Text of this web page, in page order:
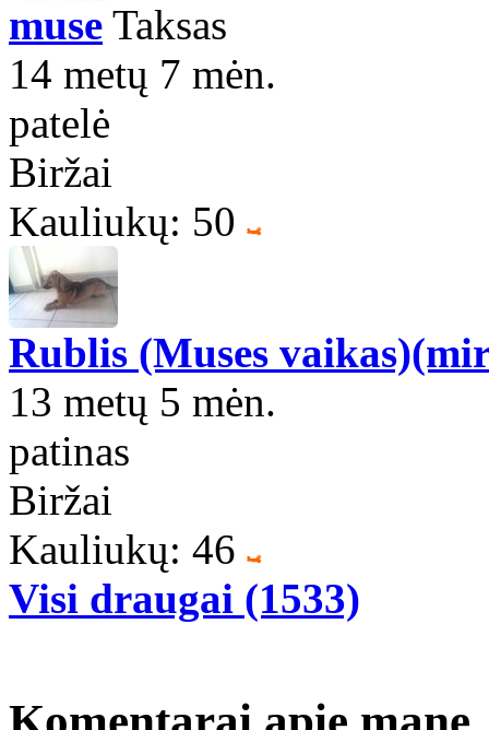
muse Taksas
14 metų 7 mėn.
patelė
Biržai
Kauliukų: 50
Rublis (Muses
13 metų 5 mėn.
patinas
Biržai
Kauliukų: 46
Visi draugai (1533)